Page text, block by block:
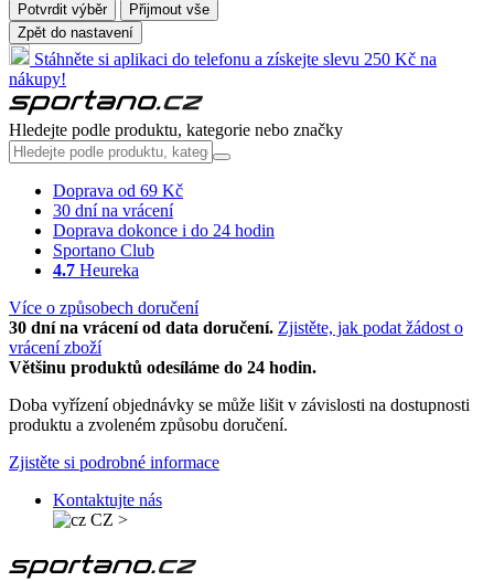
Potvrdit výběr
Přijmout vše
Zpět do nastavení
Stáhněte si aplikaci do telefonu a získejte slevu 250 Kč na
nákupy!
Hledejte podle produktu, kategorie nebo značky
Doprava od 69 Kč
30 dní na vrácení
Doprava dokonce i do 24 hodin
Sportano Club
4.7 Heureka
Více o způsobech doručení
30 dní na vrácení od data doručení. Zjistěte, jak podat žádost o
vrácení zboží
Většinu produktů odesíláme do 24 hodin.
Doba vyřízení objednávky se může lišit v závislosti na dostupnosti
produktu a zvoleném způsobu doručení.
Zjistěte si podrobné informace
Kontaktujte nás
CZ >